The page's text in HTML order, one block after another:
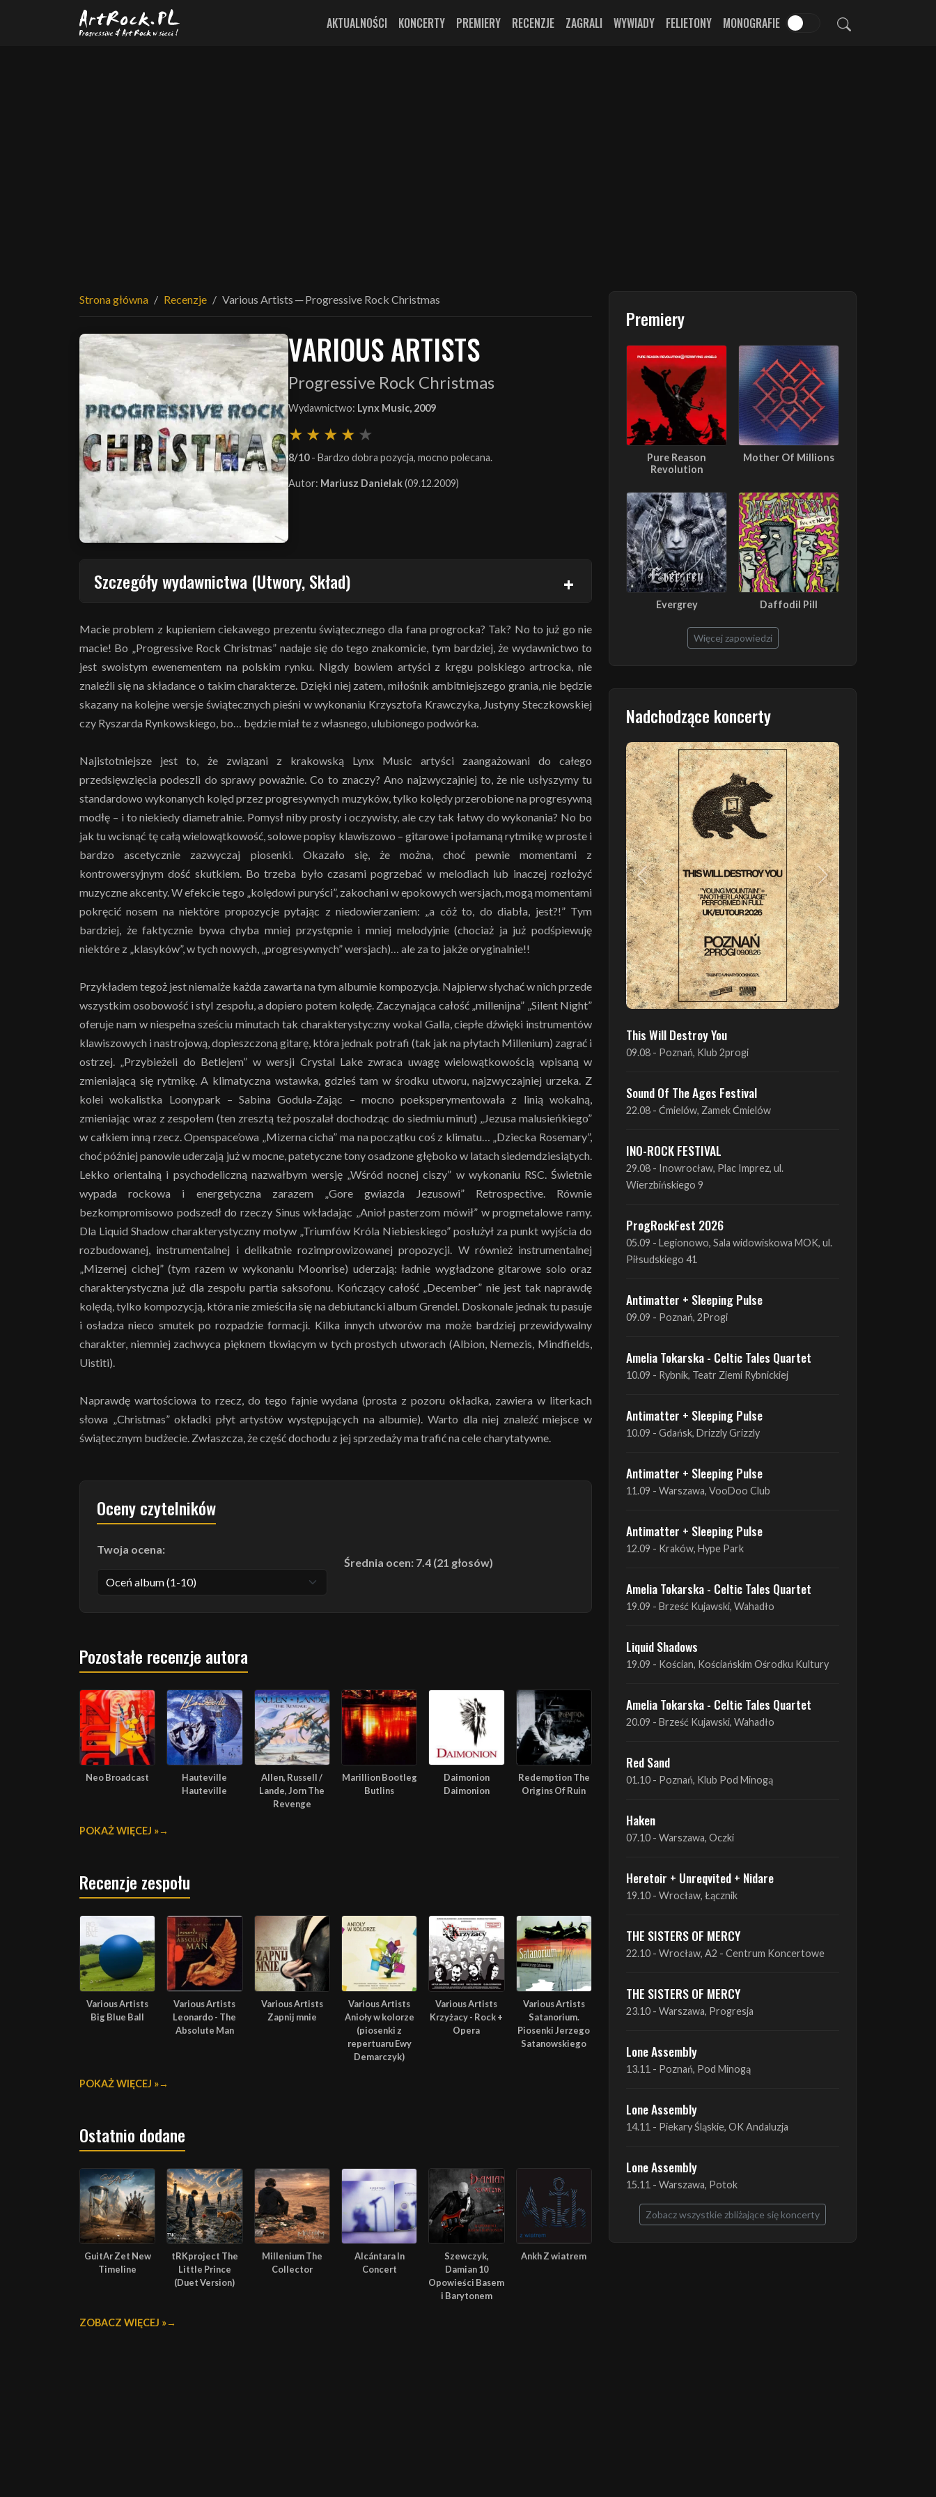
Przejdź do treści głównej
AKTUALNOŚCI KONCERTY PREMIERY RECENZJE ZAGRALI WYWIADY FELIETONY MONOGRAFIE
Strona główna Recenzje Various Artists ─ Progressive Rock Christmas
VARIOUS ARTISTS
Progressive Rock Christmas
Wydawnictwo: Lynx Music, 2009
8/10- Bardzo dobra pozycja, mocno polecana.
Autor: Mariusz Danielak(09.12.2009)
Szczegóły wydawnictwa (Utwory, Skład)
Macie problem z kupieniem ciekawego prezentu świątecznego dla fana progrocka? Tak? No to już go nie
macie! Bo „Progressive Rock Christmas” nadaje się do tego znakomicie, tym bardziej, że wydawnictwo to
jest swoistym ewenementem na polskim rynku. Nigdy bowiem artyści z kręgu polskiego artrocka, nie
znaleźli się na składance o takim charakterze. Dzięki niej zatem, miłośnik ambitniejszego grania, nie będzie
skazany na kolejne wersje świątecznych pieśni w wykonaniu Krzysztofa Krawczyka, Justyny Steczkowskiej
czy Ryszarda Rynkowskiego, bo… będzie miał te z własnego, ulubionego podwórka.
Najistotniejsze jest to, że związani z krakowską Lynx Music artyści zaangażowani do całego
przedsięwzięcia podeszli do sprawy poważnie. Co to znaczy? Ano najzwyczajniej to, że nie usłyszymy tu
standardowo wykonanych kolęd przez progresywnych muzyków, tylko kolędy przerobione na progresywną
modłę – i to niekiedy diametralnie. Pomysł niby prosty i oczywisty, ale czy tak łatwy do wykonania? No bo
jak tu wcisnąć tę całą wielowątkowość, solowe popisy klawiszowo – gitarowe i połamaną rytmikę w proste i
bardzo ascetycznie zazwyczaj piosenki. Okazało się, że można, choć pewnie momentami z
kontrowersyjnym dość skutkiem. Bo trzeba było czasami pogrzebać w melodiach lub inaczej rozłożyć
muzyczne akcenty. W efekcie tego „kolędowi puryści”, zakochani w epokowych wersjach, mogą momentami
pokręcić nosem na niektóre propozycje pytając z niedowierzaniem: „a cóż to, do diabła, jest?!” Tym
bardziej, że faktycznie bywa chyba mniej przystępnie i mniej melodyjnie (chociaż ja już podśpiewuję
niektóre z „klasyków”, w tych nowych, „progresywnych” wersjach)… ale za to jakże oryginalnie!!
Przykładem tegoż jest niemalże każda zawarta na tym albumie kompozycja. Najpierw słychać w nich przede
wszystkim osobowość i styl zespołu, a dopiero potem kolędę. Zaczynająca całość „millenijna” „Silent Night”
oferuje nam w niespełna sześciu minutach tak charakterystyczny wokal Galla, ciepłe dźwięki instrumentów
klawiszowych i nastrojową, dopieszczoną gitarę, która jednak potrafi (tak jak na płytach Millenium) zagrać i
ostrzej. „Przybieżeli do Betlejem” w wersji Crystal Lake zwraca uwagę wielowątkowością wpisaną w
zmieniającą się rytmikę. A klimatyczna wstawka, gdzieś tam w środku utworu, najzwyczajniej urzeka. Z
kolei wokalistka Loonypark – Sabina Godula-Zając – mocno poeksperymentowała z linią wokalną,
zmieniając wraz z zespołem (ten zresztą też poszalał dochodząc do siedmiu minut) „Jezusa malusieńkiego”
w całkiem inną rzecz. Openspace’owa „Mizerna cicha” ma na początku coś z klimatu… „Dziecka Rosemary”,
choć później panowie uderzają już w mocne, patetyczne tony osadzone głęboko w latach siedemdziesiątych.
Lekko orientalną i psychodeliczną nazwałbym wersję „Wśród nocnej ciszy” w wykonaniu RSC. Świetnie
wypada rockowa i energetyczna zarazem „Gore gwiazda Jezusowi” Retrospective. Równie
bezkompromisowo podszedł do rzeczy Sinus wkładając „Anioł pasterzom mówił” w progmetalowe ramy.
Dla Liquid Shadow charakterystyczny motyw „Triumfów Króla Niebieskiego” posłużył za punkt wyjścia do
rozbudowanej, instrumentalnej i delikatnie rozimprowizowanej propozycji. W również instrumentalnej
„Mizernej cichej” (tym razem w wykonaniu Moonrise) uderzają: ładnie wygładzone gitarowe solo oraz
charakterystyczna już dla zespołu partia saksofonu. Kończący całość „December” nie jest tak naprawdę
kolędą, tylko kompozycją, która nie zmieściła się na debiutancki album Grendel. Doskonale jednak tu pasuje
i osładza nieco smutek po rozpadzie formacji. Kilka innych utworów ma może bardziej przewidywalny
charakter, niemniej zachwyca pięknem tkwiącym w tych prostych utworach (Albion, Nemezis, Mindfields,
Uistiti).
Naprawdę wartościowa to rzecz, do tego fajnie wydana (prosta z pozoru okładka, zawiera w literkach
słowa „Christmas” okładki płyt artystów występujących na albumie). Warto dla niej znaleźć miejsce w
świątecznym budżecie. Zwłaszcza, że część dochodu z jej sprzedaży ma trafić na cele charytatywne.
Oceny czytelników
Twoja ocena:
Średnia ocen: 7.4 (21 głosów)
Pozostałe recenzje autora
Neo Broadcast
Hauteville
Hauteville
Allen, Russell /
Lande, Jorn The
Revenge
Marillion Bootleg
Butlins
Daimonion
Daimonion
Redemption The
Origins Of Ruin
POKAŻ WIĘCEJ »
Recenzje zespołu
Various Artists
Big Blue Ball
Various Artists
Leonardo - The
Absolute Man
Various Artists
Zapnij mnie
Various Artists
Anioły w kolorze
(piosenki z
repertuaru Ewy
Demarczyk)
Various Artists
Krzyżacy - Rock +
Opera
Various Artists
Satanorium.
Piosenki Jerzego
Satanowskiego
POKAŻ WIĘCEJ »
Ostatnio dodane
GuitAr Zet New
Timeline
tRKproject The
Little Prince
(Duet Version)
Millenium The
Collector
Alcántara In
Concert
Szewczyk,
Damian 10
Opowieści Basem
i Barytonem
Ankh Z wiatrem
ZOBACZ WIĘCEJ »
Premiery
Pure Reason
Revolution
Mother Of Millions
Evergrey Daffodil Pill
Więcej zapowiedzi
Nadchodzące koncerty
Poprzedni Następny
This Will Destroy You
09.08 - Poznań, Klub 2progi
Sound Of The Ages Festival
22.08 - Ćmielów, Zamek Ćmielów
INO-ROCK FESTIVAL
29.08 - Inowrocław, Plac Imprez, ul.
ProgRockFest 2026
05.09 - Legionowo, Sala widowiskowa MOK, ul.
Antimatter + Sleeping Pulse
09.09 - Poznań, 2Progi
Amelia Tokarska - Celtic Tales Quartet
10.09 - Rybnik, Teatr Ziemi Rybnickiej
Antimatter + Sleeping Pulse
10.09 - Gdańsk, Drizzly Grizzly
Antimatter + Sleeping Pulse
11.09 - Warszawa, VooDoo Club
Antimatter + Sleeping Pulse
12.09 - Kraków, Hype Park
Amelia Tokarska - Celtic Tales Quartet
19.09 - Brześć Kujawski, Wahadło
Liquid Shadows
19.09 - Kościan, Kościańskim Ośrodku Kultury
Amelia Tokarska - Celtic Tales Quartet
20.09 - Brześć Kujawski, Wahadło
Red Sand
01.10 - Poznań, Klub Pod Minogą
Haken
07.10 - Warszawa, Oczki
Heretoir + Unreqvited + Nidare
19.10 - Wrocław, Łącznik
THE SISTERS OF MERCY
22.10 - Wrocław, A2 - Centrum Koncertowe
THE SISTERS OF MERCY
23.10 - Warszawa, Progresja
Lone Assembly
13.11 - Poznań, Pod Minogą
Lone Assembly
14.11 - Piekary Śląskie, OK Andaluzja
Lone Assembly
15.11 - Warszawa, Potok
Zobacz wszystkie zbliżające się koncerty